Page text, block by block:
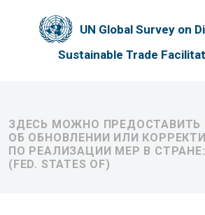
UN Global Survey on
Sustainable Trade
ЗДЕСЬ МОЖНО
ОБ ОБНОВЛЕНИИ ИЛИ
ПО РЕАЛИЗАЦИИ МЕР В СТРАНЕ:
(FED. STATES OF)